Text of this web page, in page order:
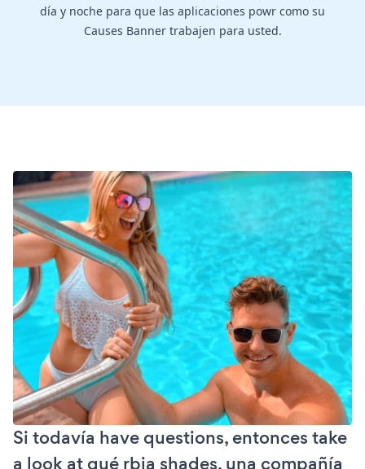
día y noche para que las aplicaciones powr como su
Causes Banner trabajen para usted.
Si todavía have questions, entonces take
a look at qué rbia shades, una compañía